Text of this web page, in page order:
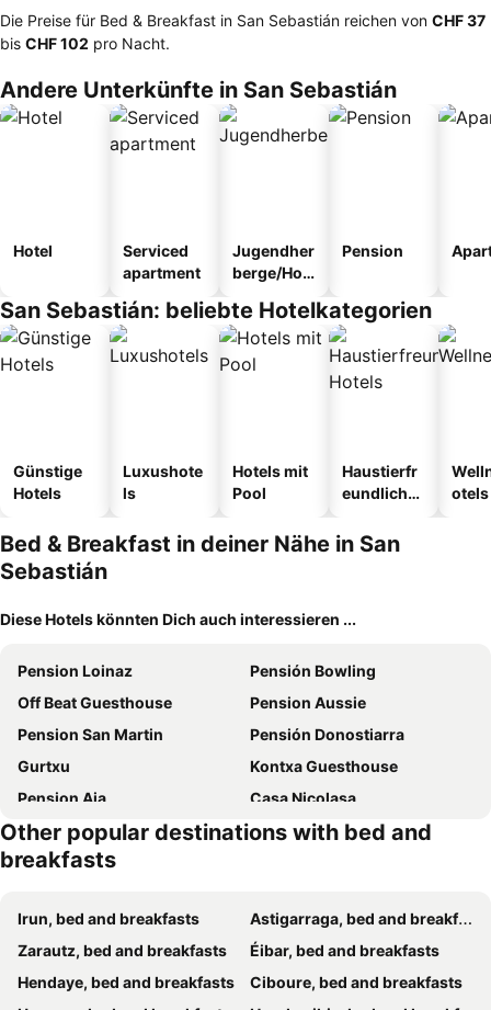
Die Preise für Bed & Breakfast in San Sebastián reichen von ‎CHF 37
bis ‎CHF 102 pro Nacht.
Andere Unterkünfte in San Sebastián
Hotel
Serviced
apartment
Jugendher
berge/Hos
Pension
San Sebastián: beliebte Hotelkategorien
Günstige
Hotels
Luxushote
ls
Hotels mit
Pool
Haustierfr
eundliche
otels
Bed & Breakfast in deiner Nähe in San
Sebastián
Diese Hotels könnten Dich auch interessieren ...
Pension Loinaz
Pensión Bowling
Off Beat Guesthouse
Pension Aussie
Pension San Martin
Pensión Donostiarra
Gurtxu
Kontxa Guesthouse
Pension Aia
Casa Nicolasa
Casa Centro
Boulevart Donostia
Pension Europa
Pensión San Vicente
Hostal Bahía
Belle Époque Self-check-in Guesthouse - Adults-Only
Hostal San Sebastian Centro
Pensión San Telmo / San Juan
Pension Txingurri
Other popular destinations with bed and
breakfasts
Irun, bed and breakfasts
Astigarraga, bed and breakfasts
Zarautz, bed and breakfasts
Éibar, bed and breakfasts
Hendaye, bed and breakfasts
Ciboure, bed and breakfasts